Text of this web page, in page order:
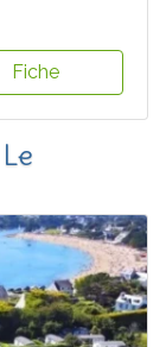
Fiche